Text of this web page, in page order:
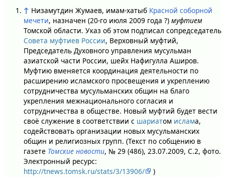
↑ Низамутдин Жумаев, имам-хатыб Красной соборной
мечети, назначен (20-го июля 2009 года ?) муфтием
Томской области. Указ об этом подписал сопредседатель
Совета муфтиев России, Верховный муфтий,
Председатель Духовного управления мусульман
азиатской части России, шейх Нафигулла Аширов.
Муфтию вменяется координация деятельности по
расширению исламского просвещения и укреплению
сотрудничества мусульманских общин на благо
укрепления межнационального согласия и
сотрудничества в обществе. Новый муфтий будет вести
своё служение в соответствии с шариатом ислама,
содействовать организации новых мусульманских
общин и религиозных групп. (Текст по собщению в
газете Томские новости, № 29 (486), 23.07.2009, С.2, фото.
Электронный ресурс:
http://tnews.tomsk.ru/stats/3/13906/
)